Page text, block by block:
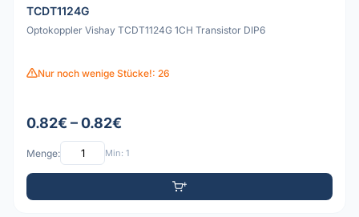
TCDT1124G
Optokoppler Vishay TCDT1124G 1CH Transistor DIP6
Nur noch wenige Stücke!: 26
0.82€ – 0.82€
Menge: Min: 1